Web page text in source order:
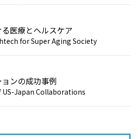
医療とヘルスケア
for Super Aging Society
ンの成功事例
US-Japan Collaborations